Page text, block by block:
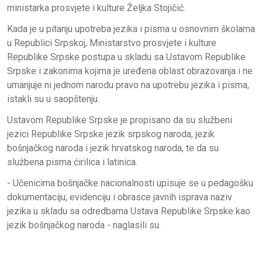
ministarka prosvjete i kulture Željka Stojičić.
Kada je u pitanju upotreba jezika i pisma u osnovnim školama
u Republici Srpskoj, Ministarstvo prosvjete i kulture
Republike Srpske postupa u skladu sa Ustavom Republike
Srpske i zakonima kojima je uređena oblast obrazovanja i ne
umanjuje ni jednom narodu pravo na upotrebu jezika i pisma,
istakli su u saopštenju.
Ustavom Republike Srpske je propisano da su službeni
jezici Republike Srpske jezik srpskog naroda, jezik
bošnjačkog naroda i jezik hrvatskog naroda, te da su
službena pisma ćirilica i latinica.
- Učenicima bošnjačke nacionalnosti upisuje se u pedagošku
dokumentaciju, evidenciju i obrasce javnih isprava naziv
jezika u skladu sa odredbama Ustava Republike Srpske kao
jezik bošnjačkog naroda - naglasili su.